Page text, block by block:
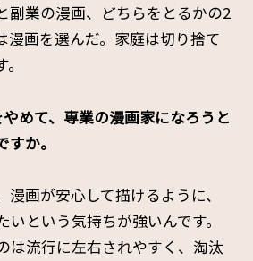
副業の漫画、どちらをとるかの2
漫画を選んだ。家庭は切り捨て
やめて、専業の漫画家になろうと
か。
漫画が安心して描けるように、
という気持ちが強いんです。
は流行に左右されやすく、淘汰